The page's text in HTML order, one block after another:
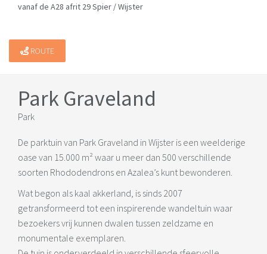
vanaf de A28 afrit 29 Spier / Wijster
ROUTE
Park Graveland
Park
De parktuin van Park Graveland in Wijster is een weelderige
oase van 15.000 m² waar u meer dan 500 verschillende
soorten Rhododendrons en Azalea’s kunt bewonderen.
Wat begon als kaal akkerland, is sinds 2007
getransformeerd tot een inspirerende wandeltuin waar
bezoekers vrij kunnen dwalen tussen zeldzame en
monumentale exemplaren.